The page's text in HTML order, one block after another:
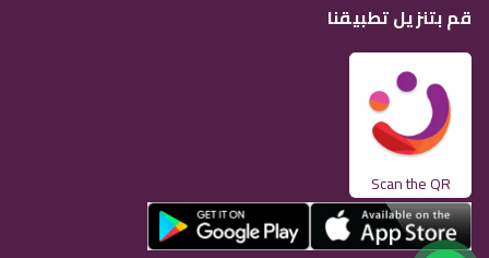
قم بتنزيل تطبيقنا
Scan the QR